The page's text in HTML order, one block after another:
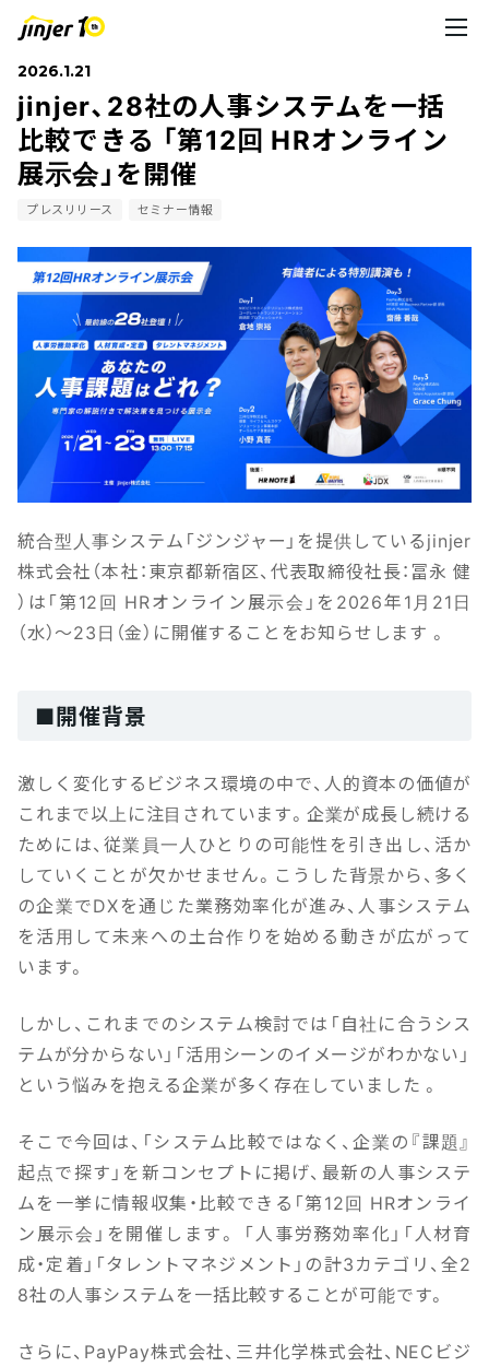
2026.1.21
jinjer、28社の人事システムを一括
比較できる 「第12回 HRオンライン
展示会」を開催
プレスリリース セミナー情報
統合型人事システム「ジンジャー」を提供しているjinjer
株式会社（本社：東京都新宿区、代表取締役社長：冨永 健
）は「第12回 HRオンライン展示会」を2026年1月21日
（水）〜23日（金）に開催することをお知らせします 。
■開催背景
激しく変化するビジネス環境の中で、人的資本の価値が
これまで以上に注目されています。企業が成長し続ける
ためには、従業員一人ひとりの可能性を引き出し、活か
していくことが欠かせません。こうした背景から、多く
の企業でDXを通じた業務効率化が進み、人事システム
を活用して未来への土台作りを始める動きが広がって
います。
しかし、これまでのシステム検討では「自社に合うシス
テムが分からない」「活用シーンのイメージがわかない」
という悩みを抱える企業が多く存在していました 。
そこで今回は、「システム比較ではなく、企業の『課題』
起点で探す」を新コンセプトに掲げ、最新の人事システ
ムを一挙に情報収集・比較できる「第12回 HRオンライ
ン展示会」を開催します。 「人事労務効率化」「人材育
成・定着」「タレントマネジメント」の計3カテゴリ、全2
8社の人事システムを一括比較することが可能です。
さらに、PayPay株式会社、三井化学株式会社、NECビジ